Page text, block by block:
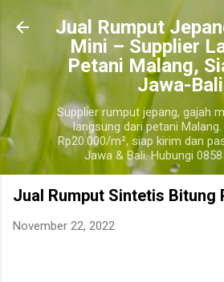
Langsung ke konten
​Jual Rumput
Mini – Supplier
Petani Malang,
Jawa-Bali
Supplier rumput jepang, gajah
langsung dari petani
Rp20.000/m², siap kirim dan
Jawa & Bali. Hubungi
Jual Rumput Sintetis Bitung
November 22, 2022